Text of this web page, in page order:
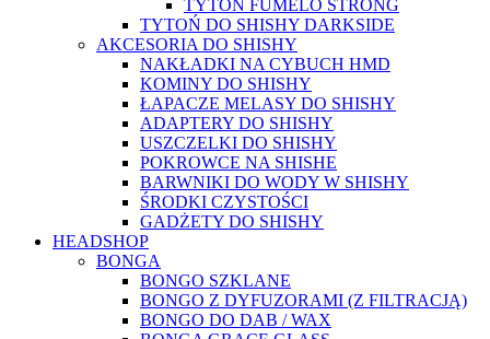
TYTOŃ FUMELO STRONG
TYTOŃ DO SHISHY DARKSIDE
AKCESORIA DO SHISHY
NAKŁADKI NA CYBUCH HMD
KOMINY DO SHISHY
ŁAPACZE MELASY DO SHISHY
ADAPTERY DO SHISHY
USZCZELKI DO SHISHY
POKROWCE NA SHISHE
BARWNIKI DO WODY W SHISHY
ŚRODKI CZYSTOŚCI
GADŻETY DO SHISHY
HEADSHOP
BONGA
BONGO SZKLANE
BONGO Z DYFUZORAMI (Z FILTRACJĄ)
BONGO DO DAB / WAX